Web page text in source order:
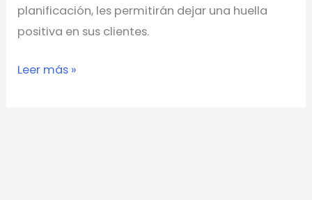
planificación, les permitirán dejar una huella
positiva en sus clientes.
Leer más »